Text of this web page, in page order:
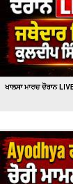
ਖਾਲਸਾ ਮਾਰਚ ਦੌਰਾਨ